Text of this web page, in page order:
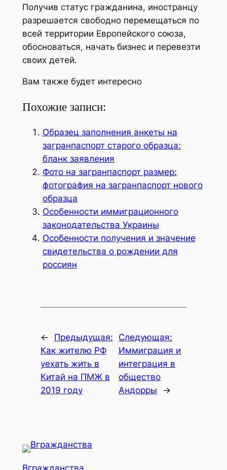
Получив статус гражданина, иностранцу
разрешается свободно перемещаться по
всей территории Европейского союза,
обосноваться, начать бизнес и перевезти
своих детей.
Вам также будет интересно
Похожие записи:
Образец заполнения анкеты на
загранпаспорт старого образца:
бланк заявления
Фото на загранпаспорт размер:
фотография на загранпаспорт нового
образца
Особенности иммиграционного
законодательства Украины
Особенности получения и значение
свидетельства о рождении для
россиян
←
Предыдущая:
Как жителю РФ
уехать жить в
Китай на ПМЖ в
2019 году
Следующая:
Иммиграция и
интеграция в
общество
Андорры
→
Вгражданства